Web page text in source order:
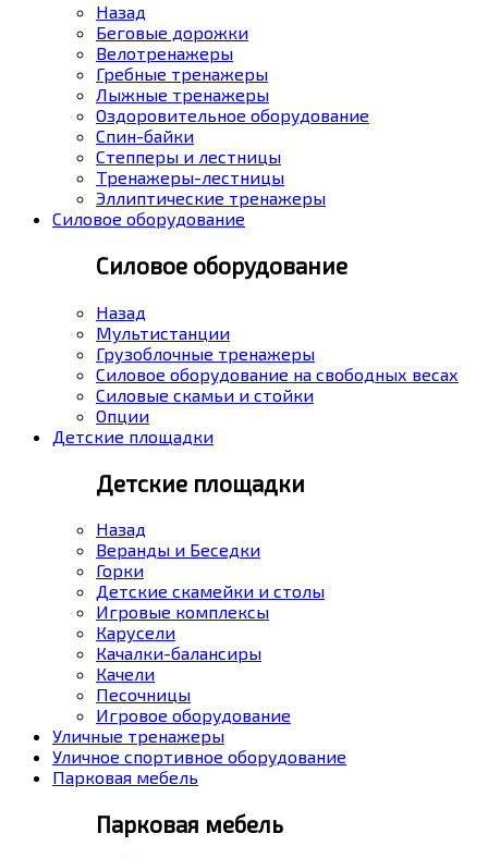
Назад
Беговые дорожки
Велотренажеры
Гребные тренажеры
Лыжные тренажеры
Оздоровительное оборудование
Спин-байки
Степперы и лестницы
Тренажеры-лестницы
Эллиптические тренажеры
Силовое оборудование
Силовое оборудование
Назад
Мультистанции
Грузоблочные тренажеры
Силовое оборудование на свободных весах
Силовые скамьи и стойки
Опции
Детские площадки
Детские площадки
Назад
Веранды и Беседки
Горки
Детские скамейки и столы
Игровые комплексы
Карусели
Качалки-балансиры
Качели
Песочницы
Игровое оборудование
Уличные тренажеры
Уличное спортивное оборудование
Парковая мебель
Парковая мебель